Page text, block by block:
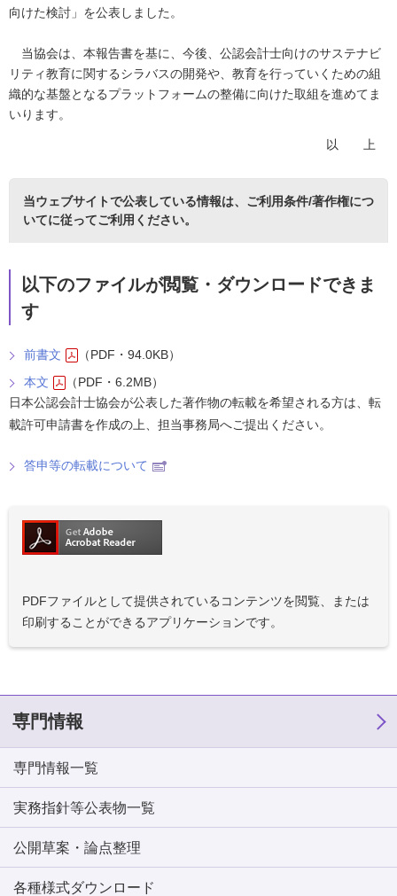
向けた検討」を公表しました。
当協会は、本報告書を基に、今後、公認会計士向けのサステナビ
リティ教育に関するシラバスの開発や、教育を行っていくための組
織的な基盤となるプラットフォームの整備に向けた取組を進めてま
いります。
以 上
当ウェブサイトで公表している情報は、 ご利用条件/著作権につ
いてに従ってご利用ください。
以下のファイルが閲覧・ダウンロードできま
す
前書文
（PDF・94.0KB）
本文
（PDF・6.2MB）
日本公認会計士協会が公表した著作物の転載を希望される方は、転
載許可申請書を作成の上、担当事務局へご提出ください。
答申等の転載について
PDFファイルとして提供されているコンテンツを閲覧、または
印刷することができるアプリケーションです。
専門情報
専門情報一覧
実務指針等公表物一覧
公開草案・論点整理
各種様式ダウンロード